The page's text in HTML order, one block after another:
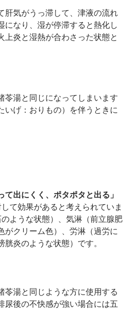
気がうっ滞して、津液の流れ
になり、湿が停滞すると熱化し
上炎と湿熱が合わさった状態と
湯と同じになってしまいます
いげ：おりもの）を伴うときに
て出にくく、ポタポタと出る」
て効果があると考えられていま
ような状態）、気淋（前立腺肥
がクリーム色）、労淋（過労に
炎のような状態）です。
湯と同じような方に使用する
尿後の不快感が強い場合には五